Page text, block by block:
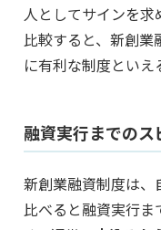
人としてサインを求
比較すると、新創
に有利な制度といえ
融資実行までのス
新創業融資制度は
比べると融資実行